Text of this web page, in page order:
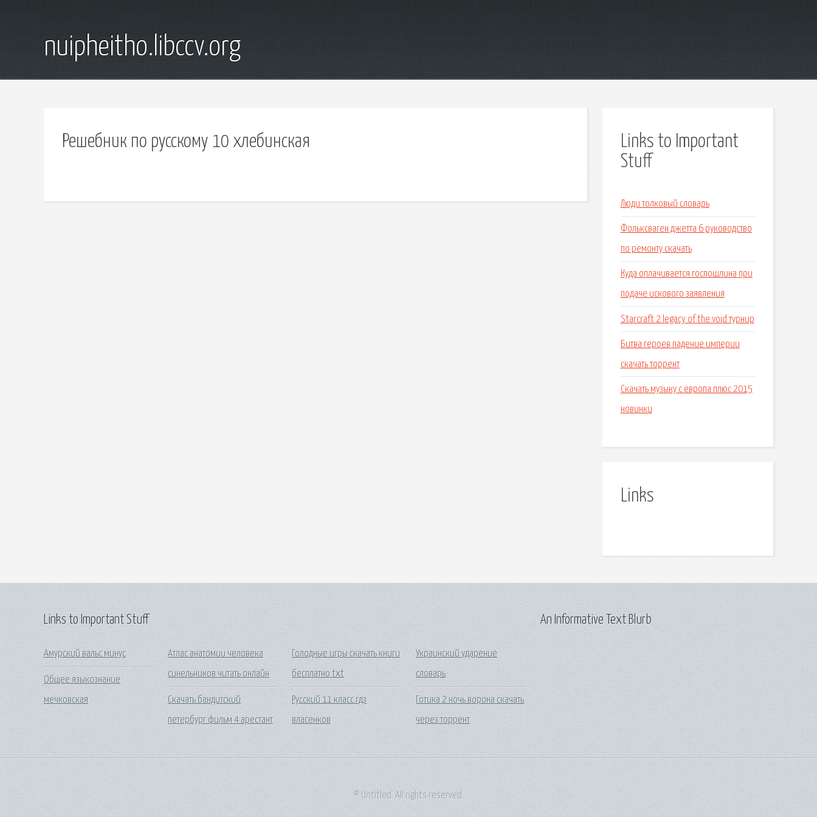
nuipheitho.libccv.org
Решебник по русскому 10 хлебинская
Links to Important
Stuff
Люди толковый словарь
Фольксваген джетта 6 руководство
по ремонту скачать
Куда оплачивается госпошлина при
подаче искового заявления
Starcraft 2 legacy of the void турнир
Битва героев падение империи
скачать торрент
Скачать музыку с европа плюс 2015
новинки
Links
Links to Important Stuff
Амурский вальс минус
Общее языкознание
мечковская
Атлас анатомии человека
синельников читать онлайн
Скачать бандитский
петербург фильм 4 арестант
Голодные игры скачать книги
бесплатно txt
Русский 11 класс гдз
власенков
Украинский ударение
словарь
Готика 2 ночь ворона скачать
через торрент
An Informative Text Blurb
© Untitled. All rights reserved.